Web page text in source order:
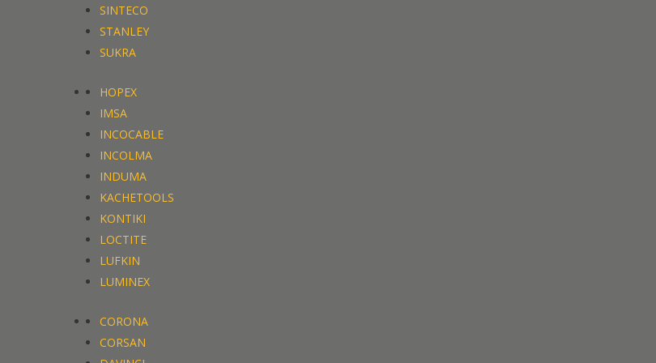
SINTECO
STANLEY
SUKRA
HOPEX
IMSA
INCOCABLE
INCOLMA
INDUMA
KACHETOOLS
KONTIKI
LOCTITE
LUFKIN
LUMINEX
CORONA
CORSAN